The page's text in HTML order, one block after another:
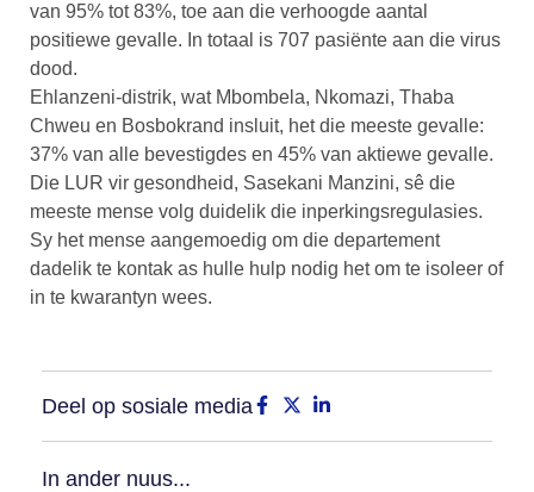
van 95% tot 83%, toe aan die verhoogde aantal
positiewe gevalle. In totaal is 707 pasiënte aan die virus
dood.
Ehlanzeni-distrik, wat Mbombela, Nkomazi, Thaba
Chweu en Bosbokrand insluit, het die meeste gevalle:
37% van alle bevestigdes en 45% van aktiewe gevalle.
Die LUR vir gesondheid, Sasekani Manzini, sê die
meeste mense volg duidelik die inperkingsregulasies.
Sy het mense aangemoedig om die departement
dadelik te kontak as hulle hulp nodig het om te isoleer of
in te kwarantyn wees.
Deel op sosiale media
In ander nuus...